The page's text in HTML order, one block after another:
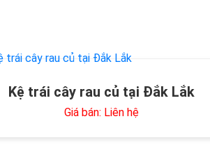
Kệ trái cây rau củ tại Đắk Lắk
Giá bán: Liên hệ